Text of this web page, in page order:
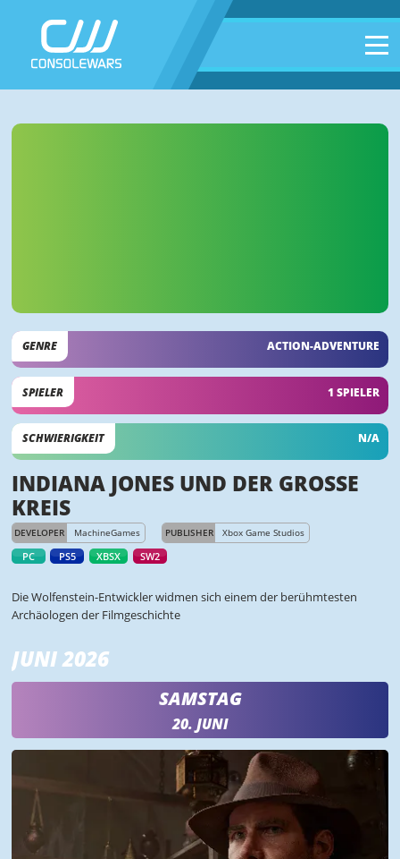
GENRE ACTION-ADVENTURE
SPIELER 1 SPIELER
SCHWIERIGKEIT N/A
INDIANA JONES UND DER GROSSE K
REIS
DEVELOPER MachineGames PUBLISHER Xbox Game Studios
PC PS5 XBSX SW2
Die Wolfenstein-Entwickler widmen sich einem der berühmtesten
Archäologen der Filmgeschichte
JUNI 2026
SAMSTAG
20. JUNI